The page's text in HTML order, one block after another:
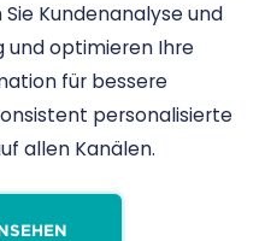
Kundenanalyse und
und optimieren Ihre
für bessere
personalisierte
allen Kanälen.